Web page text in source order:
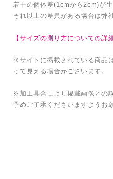
若干の個体差(1cmから2cm)が生
それ以上の差異がある場合は弊
【サイズの測り方についての詳
※サイトに掲載されている商品
って見える場合がございます。
※加工具合により掲載画像との
予めご了承くださいますようお